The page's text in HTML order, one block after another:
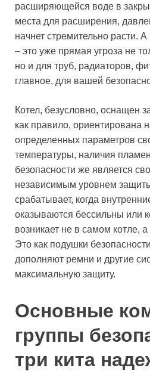
расширяющейся воде в
места для расширения,
начнет стремительно расти.
– это уже прямая угроза не
но и для труб, радиаторов,
главное, для вашей
Котел, безусловно, оснащен
как правило, ориентирована
определенных параметров
температуры, наличия
безопасности же является
независимым уровнем
срабатывает, когда
оказываются бессильны или
возникает не в самом котле,
Это как подушки
дополняют ремни и другие
максимальную защиту.
Основные
группы
три кита